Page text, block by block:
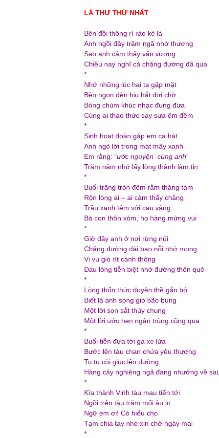
LÁ THƯ THỨ NHẤT
Bên đồi thông rì rào kẻ lá
Anh ngồi đây trăm ngã nhớ thương
Sao anh cảm thấy vấn vương
Chiều nay nghĩ cả chặng đường đã qua
*
Nhớ những lúc hai ta gặp mặt
Bên ngọn đèn hiu hắt đợi chờ
Bóng chùm khúc nhạc đung đưa
Cùng ai thao thức say sưa êm đềm
*
Sinh hoạt đoàn gặp em ca hát
Anh ngỏ lời trong mát mây xanh
Em rằng: “ước nguyện cùng anh”
Trăm năm nhớ lấy lòng thành làm tin
*
Buổi trăng tròn đêm rằm tháng tám
Rộn lòng ai – ai cảm thấy chăng
Trầu xanh têm với cau vàng
Bà con thôn xóm, họ hàng mừng vui
*
Giờ đây anh ở nơi rừng núi
Chặng đường dài bao nỗi nhớ mong
Vi vu gió rít cành thông
Đau lòng tiễn biệt nhớ đường thôn quê
*
Lòng thổn thức duyên thề gắn bó
Biết là anh sóng gió bão bùng
Một lời son sắt thủy chung
Một lời ước hẹn ngàn trùng cũng qua
*
Buổi tiễn đưa tới ga xe lửa
Bước lên tàu chan chứa yêu thương
Tu tu còi giục lên đường
Hàng cây nghiêng ngã đang nhường về
*
Kìa thành Vinh tàu mau tiến tới
Ngồi trên tàu trăm mối âu lo
Ngữ em ơi! Có hiểu cho
Tạm chia tay nhé xin chờ ngày mai
*